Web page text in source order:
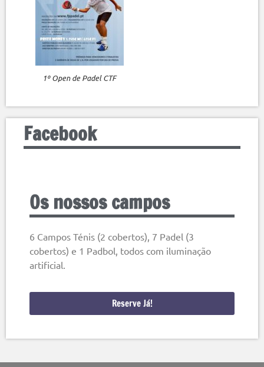
1º Open de Padel CTF
Facebook
Os nossos campos
6 Campos Ténis (2 cobertos), 7 Padel (3
cobertos) e 1 Padbol, todos com iluminação
artificial.
Reserve Já!